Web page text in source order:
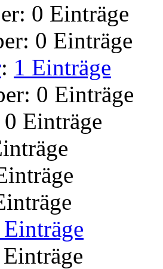
0 Einträge
0 Einträge
: 1 Einträge
0 Einträge
0 Einträge
Einträge